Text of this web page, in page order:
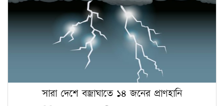
সারা দেশে বজ্রাঘাতে ১৪ জনের প্রাণহানি